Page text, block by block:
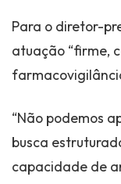
Para o diretor-
atuação “firme,
“Não podemos
busca
capacidade de